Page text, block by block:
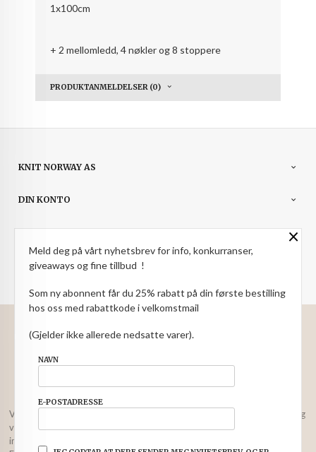
1x100cm
+ 2 mellomledd, 4 nøkler og 8 stoppere
PRODUKTANMELDELSER (0)
KNIT NORWAY AS
DIN KONTO
NYHETSBREV
PARTNERE
Valuta
FRAKT
Vår nettbutikk bruker cookies slik at du får en bedre kjøpsopplevelse og
vi kan yte deg bedre service. Vi bruker cookies hovedsaklig til å lagre
innloggingsdetaljer og huske hva du har puttet i handlekurven din.
×
Meld deg på vårt nyhetsbrev for info, konkurranser,
giveaways og fine tillbud !
Som ny abonnent får du 25% rabatt på din første bestilling
hos oss med rabattkode i velkomstmail
(Gjelder ikke allerede nedsatte varer).
NAVN
E-POSTADRESSE